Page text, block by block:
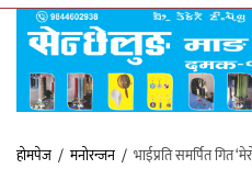
होमपेज /मनोरन्जन / भाईप्रति समर्पित गित